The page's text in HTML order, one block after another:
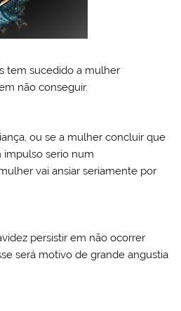
tem sucedido a mulher
não conseguir.
ou se a mulher concluir que
impulso serio num
vai ansiar seriamente por
persistir em não ocorrer
será motivo de grande angustia